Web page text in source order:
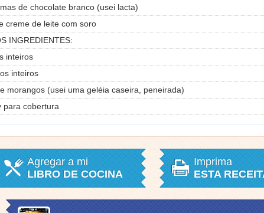
de chocolate branco (usei lacta)
creme de leite com soro
INGREDIENTES:
inteiros
inteiros
morangos (usei uma geléia caseira, peneirada)
para cobertura
Agregar a mi
LIBRO DE COCINA
Imprima
ESTA